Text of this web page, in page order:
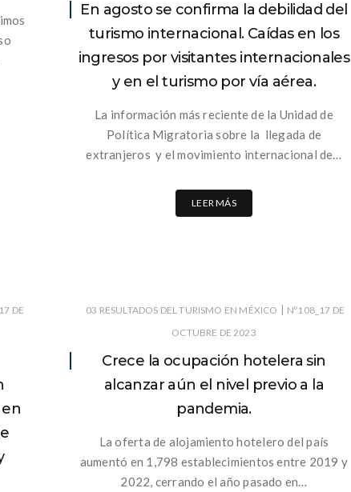
En agosto se confirma la debilidad del
turismo internacional. Caídas en los
ingresos por visitantes internacionales
y en el turismo por vía aérea.
La información más reciente de la Unidad de
Política Migratoria sobre la llegada de
extranjeros y el movimiento internacional de…
LEER MÁS
DE
03 RESULTADOS DEL TURISMO EN MÉXICO | Nº108_17 DE
OCTUBRE DE 2023
Crece la ocupación hotelera sin
alcanzar aún el nivel previo a la
pandemia.
La oferta de alojamiento hotelero del país
aumentó en 1,798 establecimientos entre 2019 y
2022, cerrando el año pasado en…